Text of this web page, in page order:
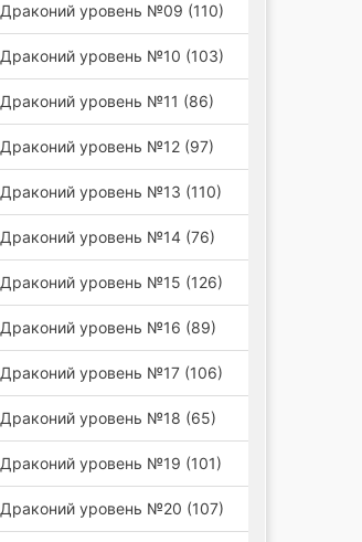
Драконий уровень №09 (110)
Драконий уровень №10 (103)
Драконий уровень №11 (86)
Драконий уровень №12 (97)
Драконий уровень №13 (110)
Драконий уровень №14 (76)
Драконий уровень №15 (126)
Драконий уровень №16 (89)
Драконий уровень №17 (106)
Драконий уровень №18 (65)
Драконий уровень №19 (101)
Драконий уровень №20 (107)